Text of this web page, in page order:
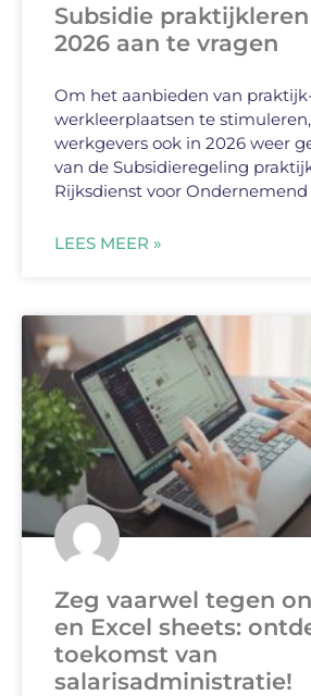
Subsidie praktijkleren
2026 aan te vragen
Om het aanbieden van
werkleerplaatsen te
werkgevers ook in 2026 weer
van de Subsidieregeling
Rijksdienst voor Ondernemend
LEES MEER »
Zeg vaarwel tegen
en Excel sheets:
toekomst van
salarisadministratie!